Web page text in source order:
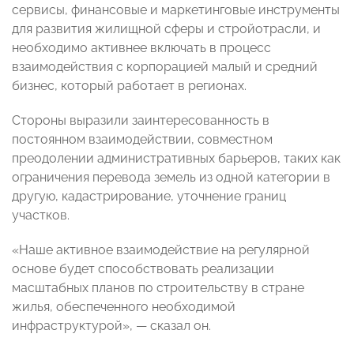
сервисы, финансовые и маркетинговые инструменты
для развития жилищной сферы и стройотрасли, и
необходимо активнее включать в процесс
взаимодействия с корпорацией малый и средний
бизнес, который работает в регионах.
Стороны выразили заинтересованность в
постоянном взаимодействии, совместном
преодолении административных барьеров, таких как
ограничения перевода земель из одной категории в
другую, кадастрирование, уточнение границ
участков.
«Наше активное взаимодействие на регулярной
основе будет способствовать реализации
масштабных планов по строительству в стране
жилья, обеспеченного необходимой
инфраструктурой», — сказал он.